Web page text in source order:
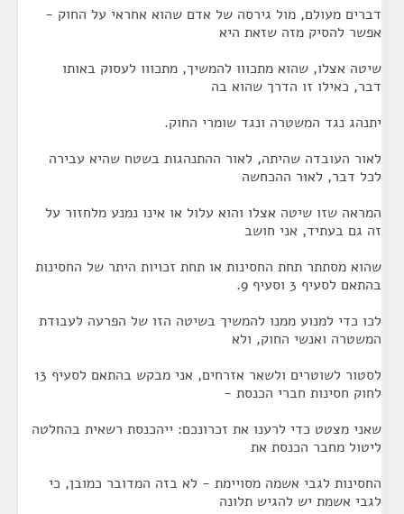
דברים מעולם, מול גירסה של אדם שהוא אחראי על החוק -
אפשר להסיק מזה שזאת היא
שיטה אצלו, שהוא מתכווו להמשיך, מתכווו לעסוק באותו
דבר, כאילו זו הדרך שהוא בה
יתנהג נגד המשטרה ונגד שומרי החוק.
לאור העובדה שהיתה, לאור ההתנהגות בשטח שהיא עבירה
לכל דבר, לאור ההכחשה
המראה שזו שיטה אצלו והוא עלול או אינו נמנע מלחזור על
זה גם בעתיד, אני חושב
שהוא מסתתר תחת החסינות או תחת זכויות היתר של החסינות
בהתאם לסעיף 3 וסעיף 9.
לכו כדי למנוע ממנו להמשיך בשיטה הזו של הפרעה לעבודת
המשטרה ואנשי החוק, ולא
לסטור לשוטרים ולשאר אזרחים, אני מבקש בהתאם לסעיף 13
לחוק חסינות חברי הכנסת -
שאני מצטט כדי לרענו את זכרונכם: ייהכנסת רשאית בהחלטה
ליטול מחבר הכנסת את
החסינות לגבי אשמה מסויימת - לא בזה המדובר כמובן, כי
לגבי אשמת יש להגיש תלונה